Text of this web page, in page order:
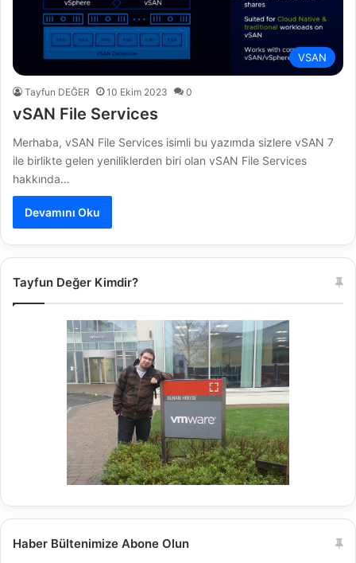
VSAN
Tayfun DEĞER 10 Ekim 2023 0
vSAN File Services
Merhaba, vSAN File Services isimli bu yazımda sizlere vSAN 7
ile birlikte gelen yeniliklerden biri olan vSAN File Services
hakkında…
Devamını Oku
Tayfun Değer Kimdir?
Haber Bültenimize Abone Olun